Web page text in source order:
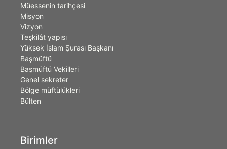
Müessenin tarihçesi
Misyon
Vizyon
Teşkilât yapısı
Yüksek İslam Şurası Başkanı
Başmüftü
Başmüftü Vekilleri
Genel sekreter
Bölge müftülükleri
Bülten
Birimler